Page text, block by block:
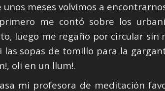
unos meses volvimos a
me contó sobre los
luego me regaño por circular
las sopas de tomillo para la
oli en un llum!.
mi profesora de meditación